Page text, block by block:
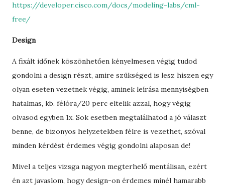
https://developer.cisco.com/docs/modeling-labs/cml-
free/
Design
A fixált időnek köszönhetően kényelmesen végig tudod
gondolni a design részt, amire szükséged is lesz hiszen egy
olyan eseten vezetnek végig, aminek leírása mennyiségben
hatalmas, kb. félóra/20 perc eltelik azzal, hogy végig
olvasod egyben 1x. Sok esetben megtalálhatod a jó választ
benne, de bizonyos helyzetekben félre is vezethet, szóval
minden kérdést érdemes végig gondolni alaposan de!
Mivel a teljes vizsga nagyon megterhelő mentálisan, ezért
én azt javaslom, hogy design-on érdemes minél hamarabb